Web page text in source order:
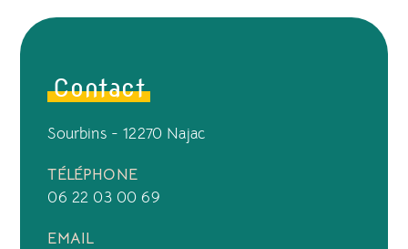
Contact
Sourbins - 12270 Najac
TÉLÉPHONE
06 22 03 00 69
EMAIL